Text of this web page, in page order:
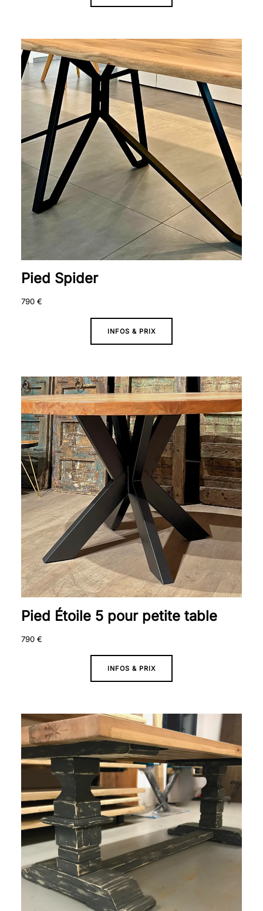
Pied Spider
790 €
INFOS & PRIX
Pied Étoile 5 pour petite table
790 €
INFOS & PRIX